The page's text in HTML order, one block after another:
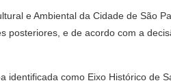
e Ambiental da Cidade de São
posteriores, e de acordo com a
identificada como Eixo Histórico de